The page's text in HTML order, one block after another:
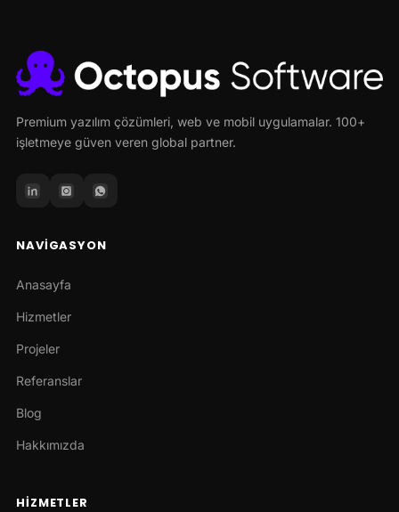
Premium yazılım çözümleri, web ve mobil uygulamalar. 100+
işletmeye güven veren global partner.
NAVIGASYON
Anasayfa
Hizmetler
Projeler
Referanslar
Blog
Hakkımızda
HIZMETLER